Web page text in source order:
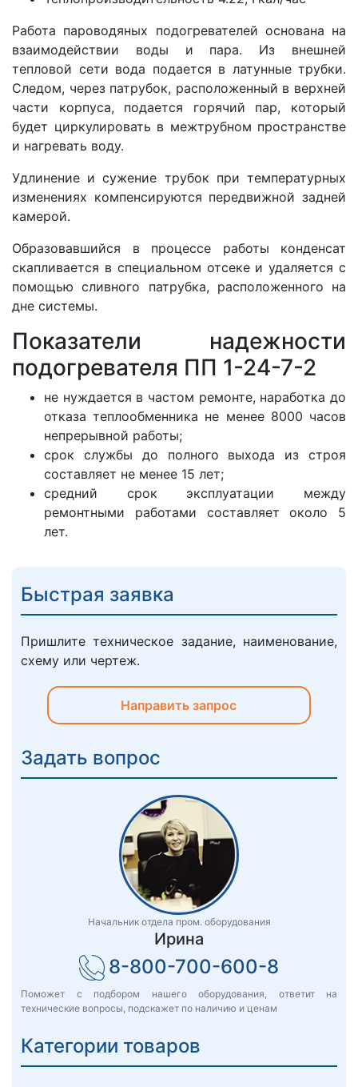
Работа пароводяных подогревателей основана на
взаимодействии воды и пара. Из внешней
тепловой сети вода подается в латунные трубки.
Следом, через патрубок, расположенный в верхней
части корпуса, подается горячий пар, который
будет циркулировать в межтрубном пространстве
и нагревать воду.
Удлинение и сужение трубок при температурных
изменениях компенсируются передвижной задней
камерой.
Образовавшийся в процессе работы конденсат
скапливается в специальном отсеке и удаляется с
помощью сливного патрубка, расположенного на
дне системы.
Показатели надежности
подогревателя ПП 1-24-7-2
не нуждается в частом ремонте, наработка до
отказа теплообменника не менее 8000 часов
непрерывной работы;
срок службы до полного выхода из строя
составляет не менее 15 лет;
средний срок эксплуатации между
ремонтными работами составляет около 5
лет.
Быстрая заявка
Пришлите техническое задание, наименование,
схему или чертеж.
Направить запрос
Задать вопрос
Начальник отдела пром. оборудования
Ирина
8-800-700-600-8
Поможет с подбором нашего оборудования, ответит на
технические вопросы, подскажет по наличию и ценам
Категории товаров